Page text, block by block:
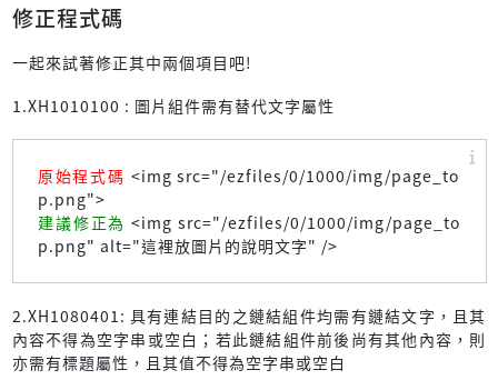
修正程式碼
一起來試著修正其中兩個項目吧!
1.XH1010100 : 圖片組件需有替代文字屬性
原始程式碼 <img src="/ezfiles/0/1000/img/page_to
p.png">
建議修正為 <img src="/ezfiles/0/1000/img/page_to
p.png" alt="這裡放圖片的說明文字" />
2.XH1080401: 具有連結目的之鏈結組件均需有鏈結文字，且其
內容不得為空字串或空白；若此鏈結組件前後尚有其他內容，則
亦需有標題屬性，且其值不得為空字串或空白